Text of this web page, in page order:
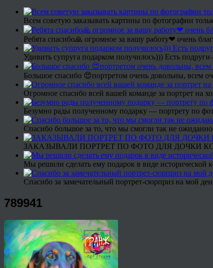
Всем советую заказывать картины по фотографии
Ребята спасибо🙏 огромное за вашу работу❤ очень
Удивить супруга подарком получилось))) Есть
Большое спасибо 😍портретом очень довольны, всем
Огромное спасибо всей вашей команде за портрет на
Безумно рады полученному подарку — портрету по
Спасибо большое за то, что мы смогли так не
ЗАКАЗЫВАЛИ ПОРТРЕТ ПО ФОТО ДЛЯ ДОЧКИ
Мы решили сделать ему подарок в виде
Спасибо за замечательный портрет-сюрприз на мой
789941